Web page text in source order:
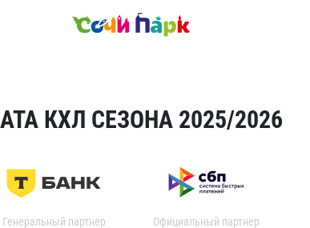
КХЛ СЕЗОНА 2025/2026
Генеральный партнер Официальный партнер